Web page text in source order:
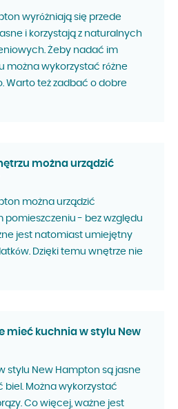
wyróżniają się przede
i korzystają z naturalnych
Żeby nadać im
można wykorzystać różne
Warto też zadbać o dobre
można urządzić
można urządzić
pomieszczeniu - bez względu
jest natomiast umiejętny
Dzięki temu wnętrze nie
mieć kuchnia w stylu New
stylu New Hampton są jasne
biel. Można wykorzystać
Co więcej, ważne jest